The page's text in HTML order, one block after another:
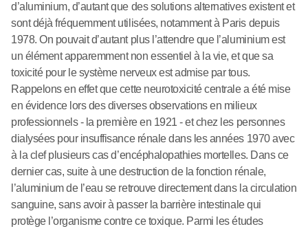
d’aluminium, d’autant que des solutions alternatives existent et
sont déjà fréquemment utilisées, notamment à Paris depuis
1978. On pouvait d’autant plus l’attendre que l’aluminium est
un élément apparemment non essentiel à la vie, et que sa
toxicité pour le système nerveux est admise par tous.
Rappelons en effet que cette neurotoxicité centrale a été mise
en évidence lors des diverses observations en milieux
professionnels - la première en 1921 - et chez les personnes
dialysées pour insuffisance rénale dans les années 1970 avec
à la clef plusieurs cas d’encéphalopathies mortelles. Dans ce
dernier cas, suite à une destruction de la fonction rénale,
l’aluminium de l’eau se retrouve directement dans la circulation
sanguine, sans avoir à passer la barrière intestinale qui
protège l’organisme contre ce toxique. Parmi les études